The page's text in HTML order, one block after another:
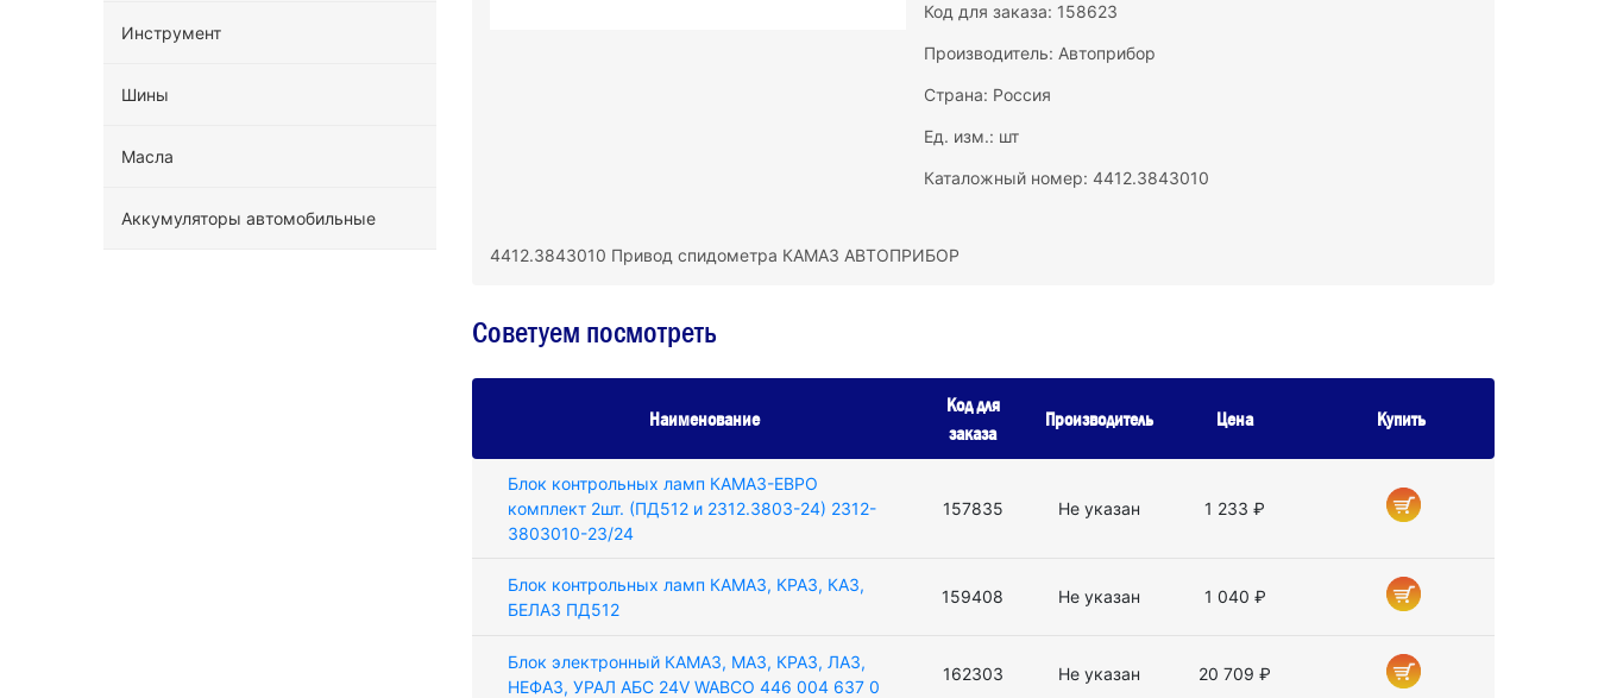
Инструмент
Шины
Масла
Аккумуляторы автомобильные
Код для заказа: 158623
Производитель: Автоприбор
Страна: Россия
Ед. изм.: шт
Каталожный номер: 4412.3843010
4412.3843010 Привод спидометра КАМАЗ АВТОПРИБОР
Советуем посмотреть
Наименование
Код для
заказа
Производитель Цена Купить
Блок контрольных ламп КАМАЗ-ЕВРО
комплект 2шт. (ПД512 и 2312.3803-24) 2312-
3803010-23/24
157835 Не указан 1 233 ₽
Блок контрольных ламп КАМАЗ, КРАЗ, КАЗ,
БЕЛАЗ ПД512
159408 Не указан 1 040 ₽
Блок электронный КАМАЗ, МАЗ, КРАЗ, ЛАЗ,
НЕФАЗ, УРАЛ АБС 24V WABCO 446 004 637 0
162303 Не указан 20 709 ₽